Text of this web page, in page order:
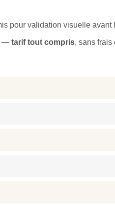
pour validation visuelle
— tarif tout compris, sans frais